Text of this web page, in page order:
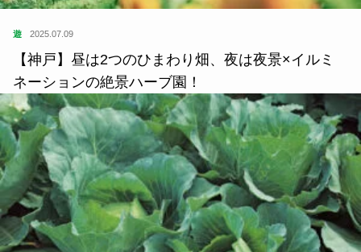
遊 2025.07.09
【神戸】昼は2つのひまわり畑、夜は夜景×イルミ
ネーションの絶景ハーブ園！